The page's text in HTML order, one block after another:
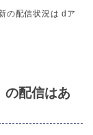
の配信状況は dア
の配信はあ